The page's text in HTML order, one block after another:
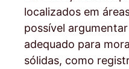
localizados em
possível
adequado para
sólidas, como